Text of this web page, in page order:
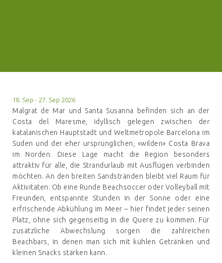
18. Sep - 27. Sep 2026
Malgrat de Mar und Santa Susanna befinden sich an der
Costa del Maresme, idyllisch gelegen zwischen der
katalanischen Hauptstadt und Weltmetropole Barcelona im
Süden und der eher ursprünglichen, «wilden» Costa Brava
im Norden. Diese Lage macht die Region besonders
attraktiv für alle, die Strandurlaub mit Ausflügen verbinden
möchten. An den breiten Sandstränden bleibt viel Raum für
Aktivitäten: Ob eine Runde Beachsoccer oder Volleyball mit
Freunden, entspannte Stunden in der Sonne oder eine
erfrischende Abkühlung im Meer – hier findet jeder seinen
Platz, ohne sich gegenseitig in die Quere zu kommen. Für
zusätzliche Abwechslung sorgen die zahlreichen
Beachbars, in denen man sich mit kühlen Getränken und
kleinen Snacks stärken kann.